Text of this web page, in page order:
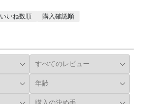
いいね数順
購入確認順